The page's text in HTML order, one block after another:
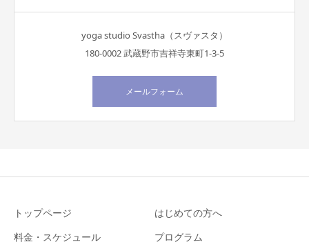
yoga studio Svastha（スヴァスタ）
180-0002 武蔵野市吉祥寺東町1-3-5
メールフォーム
トップページ
はじめての方へ
料金・スケジュール
プログラム